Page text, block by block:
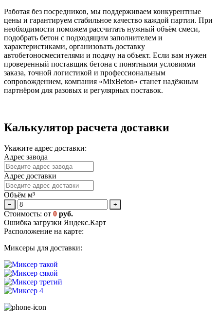
Работая без посредников, мы поддерживаем конкурентные
цены и гарантируем стабильное качество каждой партии. При
необходимости поможем рассчитать нужный объём смеси,
подобрать бетон с подходящим заполнителем и
характеристиками, организовать доставку
автобетоносмесителями и подачу на объект. Если вам нужен
проверенный поставщик бетона с понятными условиями
заказа, точной логистикой и профессиональным
сопровождением, компания «MixBeton» станет надёжным
партнёром для разовых и регулярных поставок.
Калькулятор расчета доставки
Укажите адрес доставки:
Адрес завода
Адрес доставки
Объём м³
− +
Стоимость: от 0 руб.
Ошибка загрузки Яндекс.Карт
Расположение на карте:
Миксеры для доставки: